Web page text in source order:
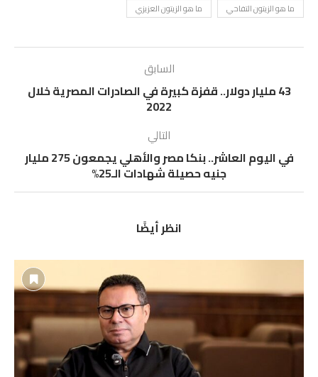
ما هو الزيتون التفاحي
ما هو الزيتون العزيزي
السابق
43 مليار دولار.. قفزة كبيرة في الصادرات المصرية خلال
2022
التالي
في اليوم العاشر.. بنكا مصر والأهلي يجمعون 275 مليار
جنيه حصيلة شهادات الـ25%
انظر أيضًا